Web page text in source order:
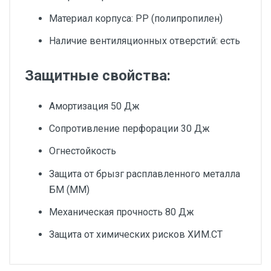
Материал корпуса: PP (полипропилен)
Наличие вентиляционных отверстий: есть
Защитные свойства:
Амортизация 50 Дж
Сопротивление перфорации 30 Дж
Огнестойкость
Защита от брызг расплавленного металла
БМ (ММ)
Механическая прочность 80 Дж
Защита от химических рисков ХИМ.СТ